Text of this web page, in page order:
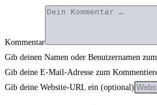
Kommentar
Gib deinen Namen oder Benutzernamen
Gib deine E-Mail-Adresse zum
Gib deine Website-URL ein (optional)